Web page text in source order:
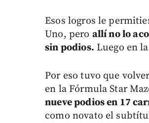
Esos logros le
Uno, pero allí no lo
sin podios. Luego en
Por eso tuvo que
en la Fórmula Star
nueve podios en 17
como novato el